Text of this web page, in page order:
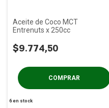
Aceite de Coco MCT
Entrenuts x 250cc
$9.774,50
6en stock